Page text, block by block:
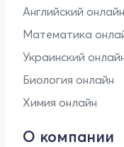
Английский онлайн
Математика
Украинский
Биология онлайн
Химия онлайн
О компании